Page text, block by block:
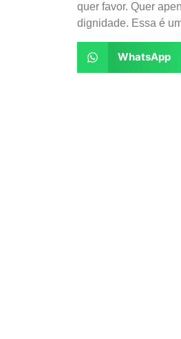
quer favor. Quer
dignidade. Essa é
WhatsApp